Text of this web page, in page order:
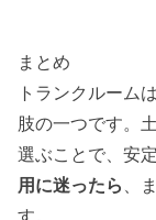
まとめ
トランクルーム
肢の一つです。
選ぶことで、安
用に迷ったら、